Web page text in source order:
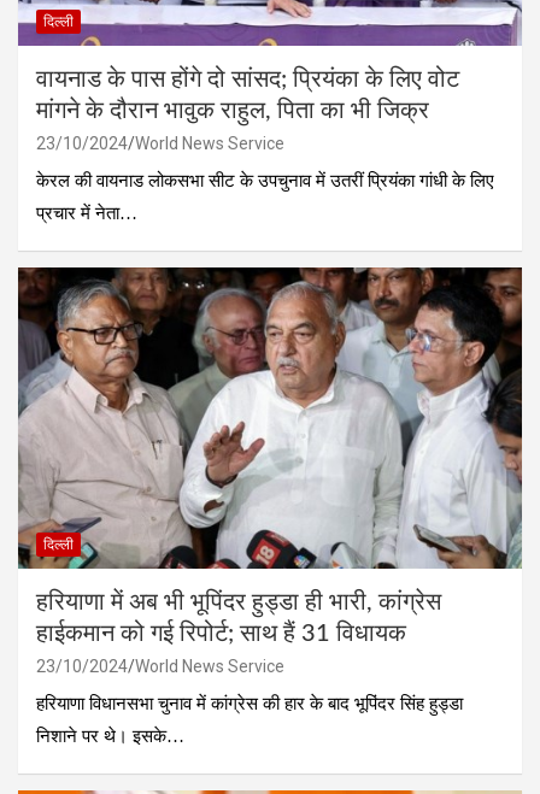
दिल्ली
वायनाड के पास होंगे दो सांसद; प्रियंका के लिए वोट
मांगने के दौरान भावुक राहुल, पिता का भी जिक्र
23/10/2024 World News Service
केरल की वायनाड लोकसभा सीट के उपचुनाव में उतरीं प्रियंका गांधी के लिए
प्रचार में नेता…
दिल्ली
हरियाणा में अब भी भूपिंदर हुड्डा ही भारी, कांग्रेस
हाईकमान को गई रिपोर्ट; साथ हैं 31 विधायक
23/10/2024 World News Service
हरियाणा विधानसभा चुनाव में कांग्रेस की हार के बाद भूपिंदर सिंह हुड्डा
निशाने पर थे। इसके…